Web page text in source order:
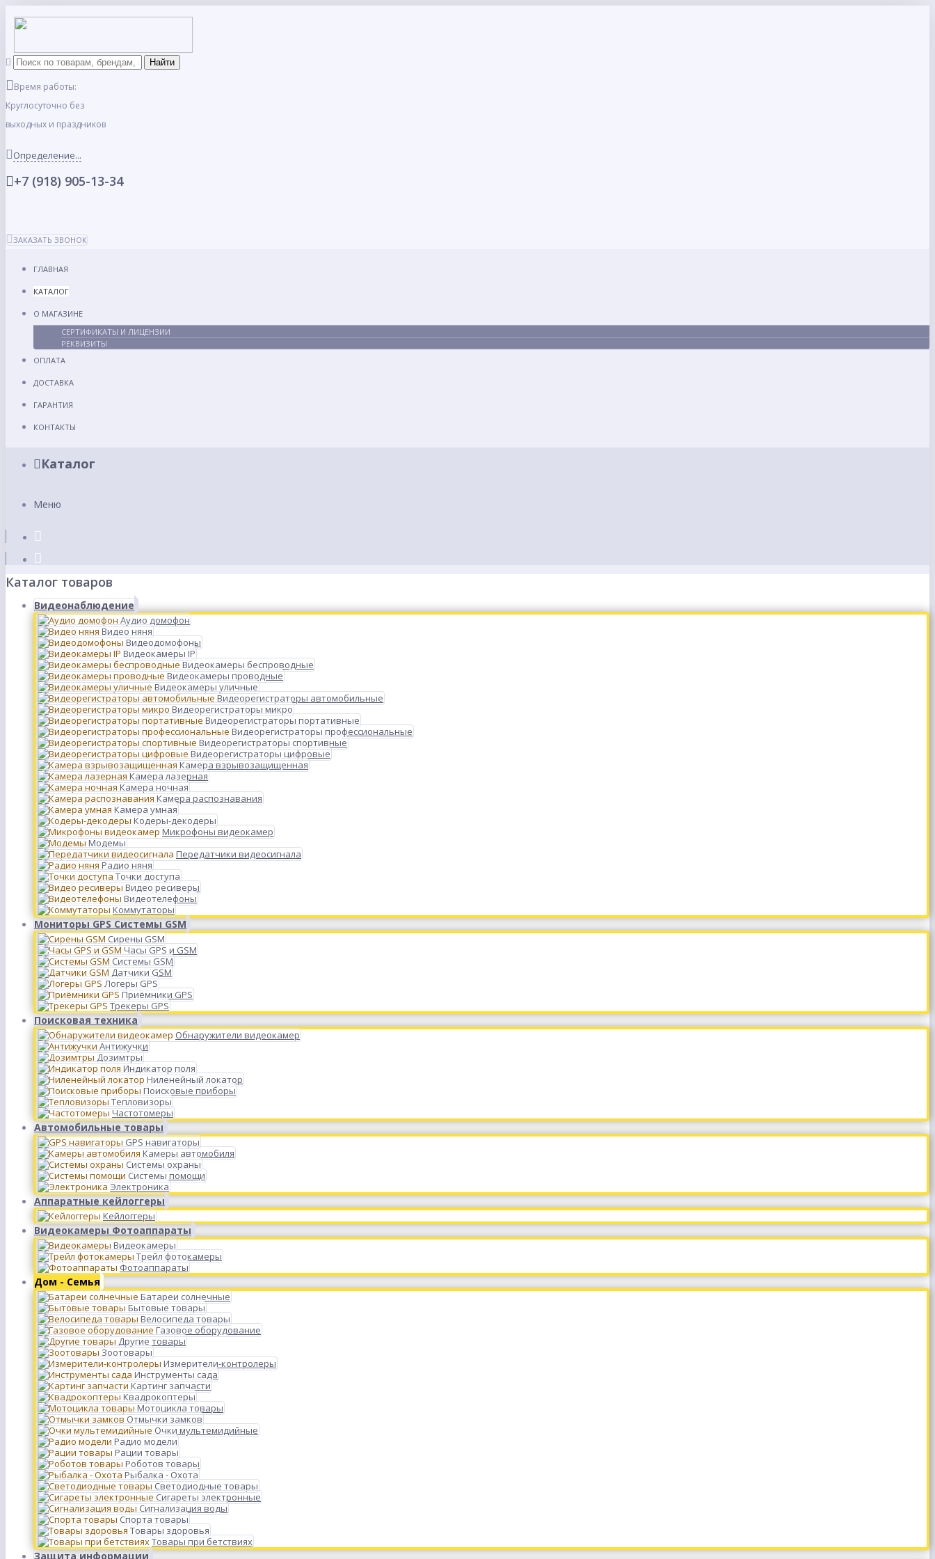
Время работы:
Круглосуточно без
выходных и праздников
Определение...
+7 (918) 905-13-34
ЗАКАЗАТЬ ЗВОНОК
ГЛАВНАЯ
КАТАЛОГ
О МАГАЗИНЕ
СЕРТИФИКАТЫ И ЛИЦЕНЗИИ
РЕКВИЗИТЫ
ОПЛАТА
ДОСТАВКА
ГАРАНТИЯ
КОНТАКТЫ
Каталог
Меню
Каталог товаров
Видеонаблюдение
Аудио домофон
Видео няня
Видеодомофоны
Видеокамеры IP
Видеокамеры беспроводные
Видеокамеры проводные
Видеокамеры уличные
Видеорегистраторы автомобильные
Видеорегистраторы микро
Видеорегистраторы портативные
Видеорегистраторы профессиональные
Видеорегистраторы спортивные
Видеорегистраторы цифровые
Камера взрывозащищенная
Камера лазерная
Камера ночная
Камера распознавания
Камера умная
Кодеры-декодеры
Микрофоны видеокамер
Модемы
Передатчики видеосигнала
Радио няня
Точки доступа
Видео ресиверы
Видеотелефоны
Коммутаторы
Мониторы GPS Системы GSM
Сирены GSM
Часы GPS и GSM
Системы GSM
Датчики GSM
Логеры GPS
Приёмники GPS
Трекеры GPS
Поисковая техника
Обнаружители видеокамер
Антижучки
Дозимтры
Индикатор поля
Ниленейный локатор
Поисковые приборы
Тепловизоры
Частотомеры
Автомобильные товары
GPS навигаторы
Камеры автомобиля
Системы охраны
Системы помощи
Электроника
Аппаратные кейлоггеры
Кейлоггеры
Видеокамеры Фотоаппараты
Видеокамеры
Трейл фотокамеры
Фотоаппараты
Дом - Семья
Батареи солнечные
Бытовые товары
Велосипеда товары
Газовое оборудование
Другие товары
Зоотовары
Измерители-контролеры
Инструменты сада
Картинг запчасти
Квадрокоптеры
Мотоцикла товары
Отмычки замков
Очки мультемидийные
Радио модели
Рации товары
Роботов товары
Рыбалка - Охота
Светодиодные товары
Сигареты электронные
Сигнализация воды
Спорта товары
Товары здоровья
Товары при бетствиях
Защита информации